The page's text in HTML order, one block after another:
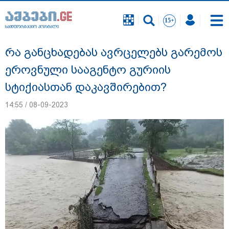
საინფორმაციო პორტალი
"სანაპირო რაიონებში მოსალოდნელია
წვიმა" - გარემოს ეროვნული სააგენტოს
გაფრთხილება: რომელ რეგიონებში უნდა
ველოდოთ ელჭექს, სეტყვასა და ქარის
საინფორმაციო პორტალი
რა განცხადებას ავრცელებს გარემოს
ეროვნული სააგენტო გურიის
სტიქიასთან დაკავშირებით?
14:55 / 08-09-2023